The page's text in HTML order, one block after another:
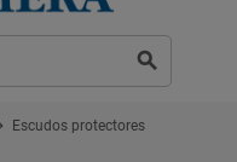
search
Escudos protectores